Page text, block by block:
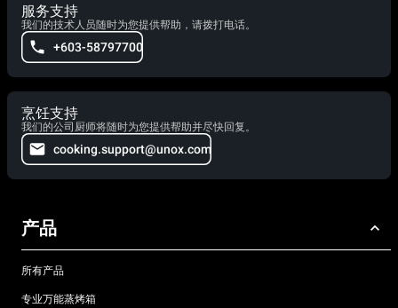
服务支持
我们的技术人员随时为您提供帮助，请拨打电话。
+603-58797700
烹饪支持
我们的公司厨师将随时为您提供帮助并尽快回复。
cooking.support@unox.com
产品
所有产品
专业万能蒸烤箱